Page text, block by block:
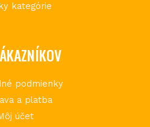
kategórie
podmienky
a platba
účet